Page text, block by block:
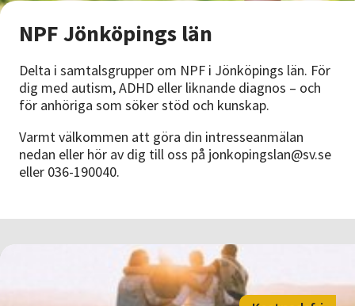
NPF Jönköpings län
Delta i samtalsgrupper om NPF i Jönköpings län. För
dig med autism, ADHD eller liknande diagnos – och
för anhöriga som söker stöd och kunskap.
Varmt välkommen att göra din intresseanmälan
nedan eller hör av dig till oss på jonkopingslan@sv.se
eller 036-190040.